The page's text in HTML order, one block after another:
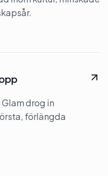
drog in
förlängda